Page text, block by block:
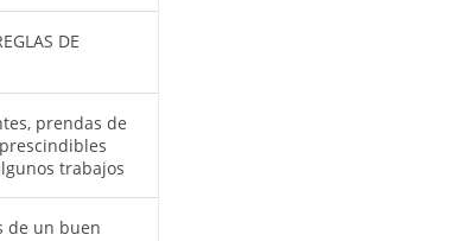
DE
prendas de
trabajos
de un buen